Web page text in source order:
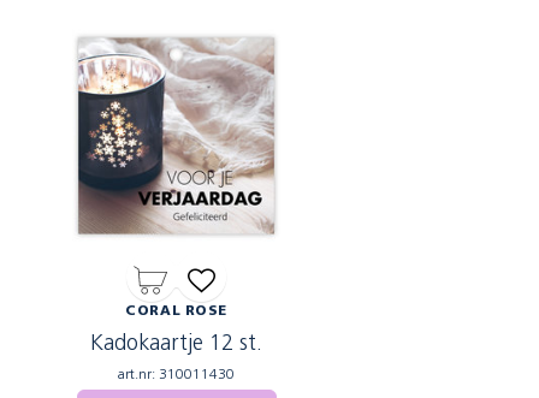
CORAL ROSE
Kadokaartje 12 st.
art.nr: 310011430